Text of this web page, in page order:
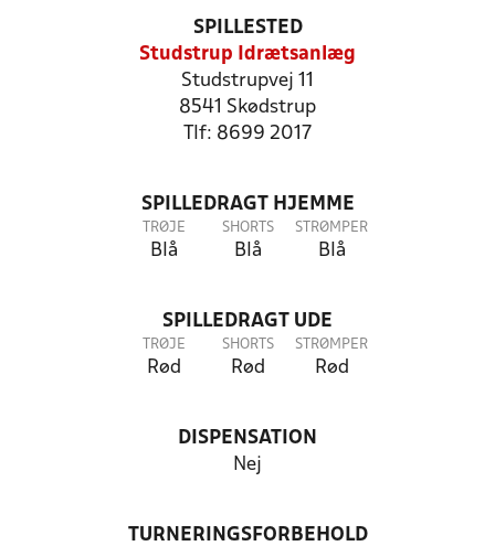
SPILLESTED
Studstrup Idrætsanlæg
Studstrupvej 11
8541 Skødstrup
Tlf: 8699 2017
SPILLEDRAGT HJEMME
TRØJE
Blå
SHORTS
Blå
STRØMPER
Blå
SPILLEDRAGT UDE
TRØJE
Rød
SHORTS
Rød
STRØMPER
Rød
DISPENSATION
Nej
TURNERINGSFORBEHOLD